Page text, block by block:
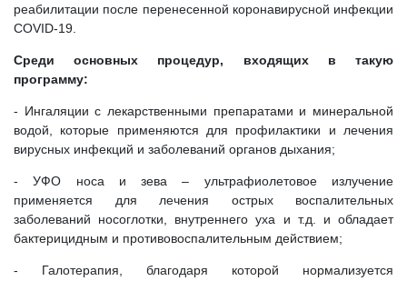
реабилитации после перенесенной коронавирусной инфекции
COVID-19.
Среди основных процедур, входящих в такую
программу:
- Ингаляции с лекарственными препаратами и минеральной
водой, которые применяются для профилактики и лечения
вирусных инфекций и заболеваний органов дыхания;
- УФО носа и зева – ультрафиолетовое излучение
применяется для лечения острых воспалительных
заболеваний носоглотки, внутреннего уха и т.д. и обладает
бактерицидным и противовоспалительным действием;
- Галотерапия, благодаря которой нормализуется